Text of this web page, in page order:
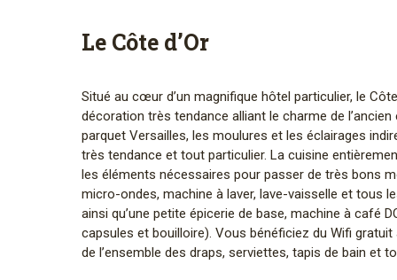
Le Côte d’Or
Situé au cœur d’un magnifique hôtel particulier, le
décoration très tendance alliant le charme de
parquet Versailles, les moulures et les éclairages
très tendance et tout particulier. La cuisine
les éléments nécessaires pour passer de très bons
micro-ondes, machine à laver, lave-vaisselle et tous
ainsi qu’une petite épicerie de base, machine à café
capsules et bouilloire). Vous bénéficiez du Wifi
de l’ensemble des draps, serviettes, tapis de bain et